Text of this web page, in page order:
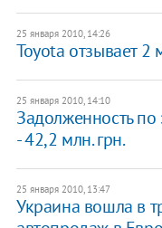
25 января 2010, 14:26
Toyota отзывает 2
25 января 2010, 14:10
Задолженность по
- 42,2 млн. грн.
25 января 2010, 13:47
Украина вошла в